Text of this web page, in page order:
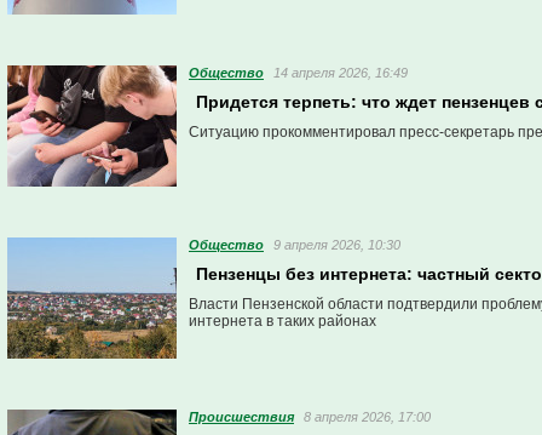
Общество 14 апреля 2026, 16:49
Придется терпеть: что ждет
Ситуацию прокомментировал пресс-секретарь
Общество 9 апреля 2026, 10:30
Пензенцы без интернета: частный
Власти Пензенской области подтвердили
интернета в таких районах
Проиcшествия 8 апреля 2026, 17:00